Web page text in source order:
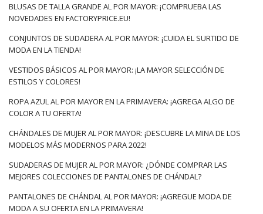
BLUSAS DE TALLA GRANDE AL POR MAYOR: ¡COMPRUEBA LAS
NOVEDADES EN FACTORYPRICE.EU!
CONJUNTOS DE SUDADERA AL POR MAYOR: ¡CUIDA EL SURTIDO DE
MODA EN LA TIENDA!
VESTIDOS BÁSICOS AL POR MAYOR: ¡LA MAYOR SELECCIÓN DE
ESTILOS Y COLORES!
ROPA AZUL AL POR MAYOR EN LA PRIMAVERA: ¡AGREGA ALGO DE
COLOR A TU OFERTA!
CHÁNDALES DE MUJER AL POR MAYOR: ¡DESCUBRE LA MINA DE LOS
MODELOS MÁS MODERNOS PARA 2022!
SUDADERAS DE MUJER AL POR MAYOR: ¿DÓNDE COMPRAR LAS
MEJORES COLECCIONES DE PANTALONES DE CHÁNDAL?
PANTALONES DE CHÁNDAL AL POR MAYOR: ¡AGREGUE MODA DE
MODA A SU OFERTA EN LA PRIMAVERA!